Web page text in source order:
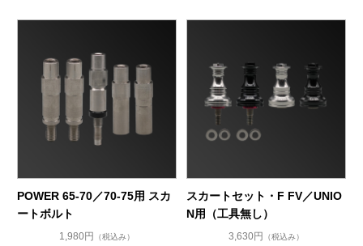
POWER 65-70／70-75用 スカ
ートボルト
1,980円 （税込み）
スカートセット・F FV／UNIO
N用（工具無し）
3,630円 （税込み）